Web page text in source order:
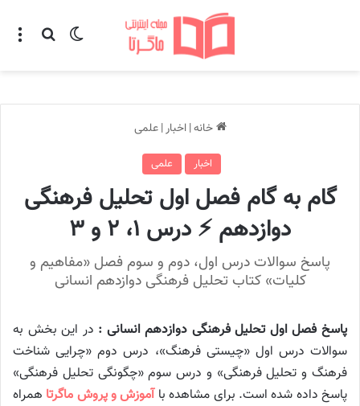
تغییر پوسته
خانه| اخبار| علمی
اخبار علمی
گام به گام فصل اول تحلیل فرهنگی
دوازدهم ⚡️ درس ۱، ۲ و ۳
پاسخ سوالات درس اول، دوم و سوم فصل «مفاهیم و
کلیات» کتاب تحلیل فرهنگی دوازدهم انسانی
پاسخ فصل اول تحلیل فرهنگی دوازدهم انسانی : در این بخش به
سوالات درس اول «چیستی فرهنگ»، درس دوم «چرایی شناخت
فرهنگ و تحلیل فرهنگی» و درس سوم «چگونگی تحلیل فرهنگی»
پاسخ داده شده است. برای مشاهده باآموزش و پروش ماگرتا همراه